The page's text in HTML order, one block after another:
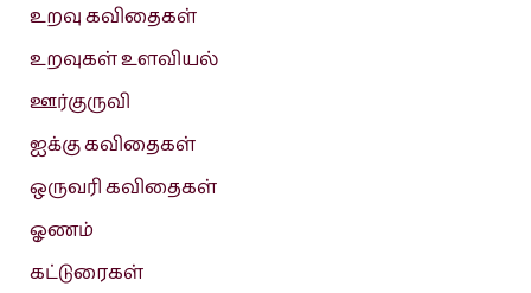
உறவு கவிதைகள்
உறவுகள் உளவியல்
ஊர்குருவி
ஐக்கு கவிதைகள்
ஒருவரி கவிதைகள்
ஓணம்
கட்டுரைகள்